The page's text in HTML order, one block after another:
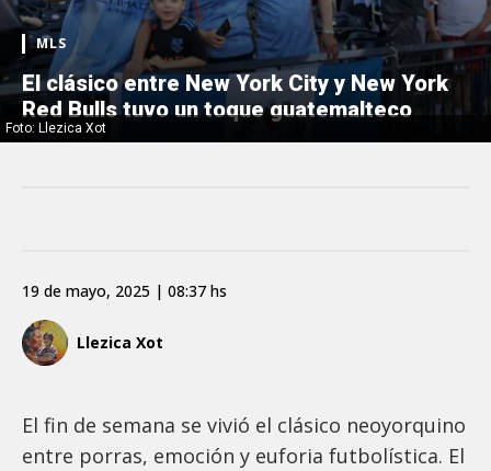
Foto: Llezica Xot
MLS
El clásico entre New York City y New York
Red Bulls tuvo un toque guatemalteco
Llezica Xot
19 de mayo, 2025 | 08:37 hs
El fin de semana se vivió el clásico neoyorquino
entre porras, emoción y euforia futbolística. El